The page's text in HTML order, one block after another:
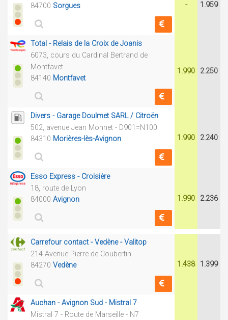
84700 Sorgues - 1.959
Total - Relais de la Croix de Joanis
6073, cours du Cardinal Bertrand de
Montfavet
84140 Montfavet
1.990 2.250
Divers - Garage Doulmet SARL / Citroën
502, avenue Jean Monnet - D901=N100
84310 Morières-lès-Avignon 1.990 2.240
Esso Express - Croisière
18, route de Lyon
84000 Avignon 1.990 2.236
Carrefour contact - Vedène - Valitop
214 Avenue Pierre de Coubertin
84270 Vedène 1.438 1.399
Auchan - Avignon Sud - Mistral 7
Mistral 7 - Route de Marseille - N7